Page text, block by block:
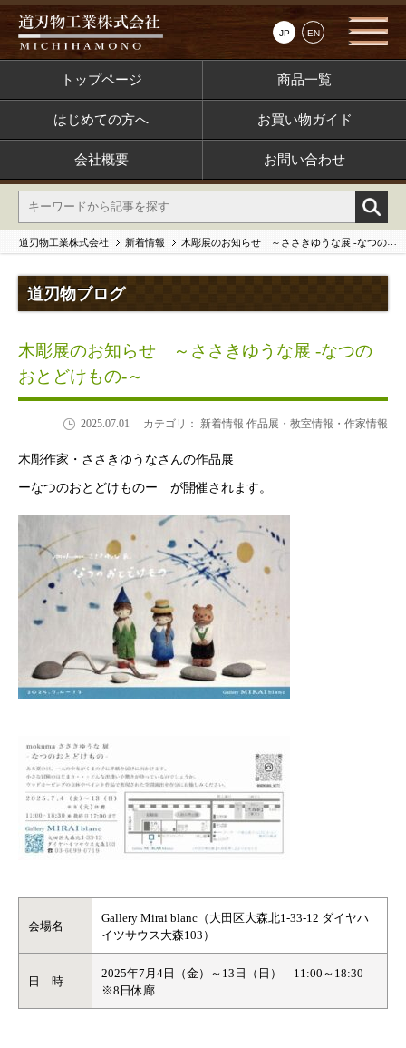
JP EN
トップページ 商品一覧
はじめての方へ お買い物ガイド
会社概要 お問い合わせ
道刃物工業株式会社 新着情報 木彫展のお知らせ ～ささきゆうな展 -なつのおとどけもの-～
道刃物ブログ
木彫展のお知らせ ～ささきゆうな展 -なつの
おとどけもの-～
2025.07.01 カテゴリ： 新着情報 作品展・教室情報・作家情報
木彫作家・ささきゆうなさんの作品展
ーなつのおとどけものー が開催されます。
会場名
Gallery Mirai blanc（大田区大森北1‐33‐12 ダイヤハ
イツサウス大森103）
日 時
2025年7月4日（金）～13日（日） 11:00～18:30
※8日休廊